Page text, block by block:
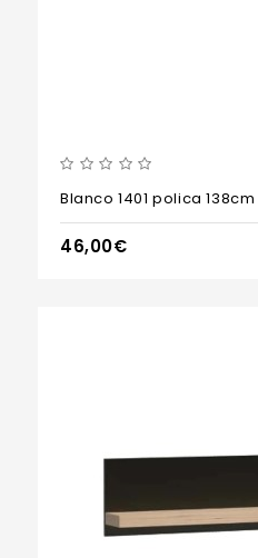
Blanco 1401 polica 138cm
46,00€